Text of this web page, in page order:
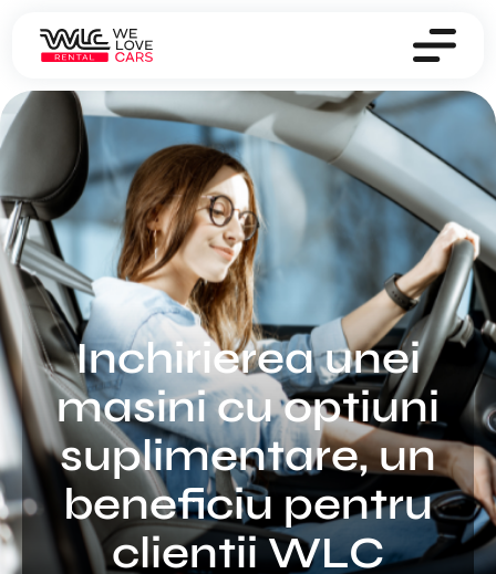
Inchirierea unei
masini cu optiuni
suplimentare, un
beneficiu pentru
clientii WLC